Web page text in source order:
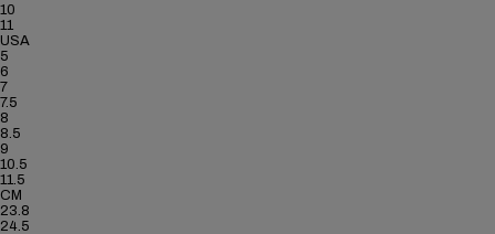
10
11
USA
5
6
7
7.5
8
8.5
9
10.5
11.5
CM
23.8
24.5